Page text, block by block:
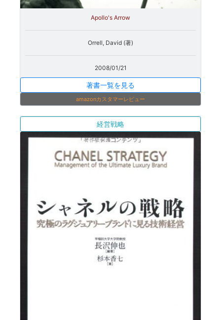
Apollo's Arrow
Orrell, David (著)
2008/01/21
著書一覧を見る
amazonカスタマーレビュー
経営戦略